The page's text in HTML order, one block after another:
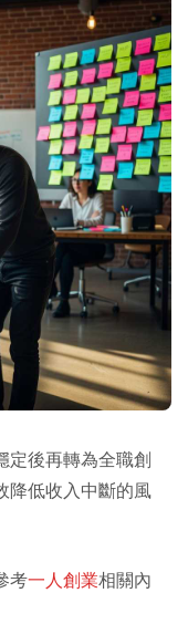
定後再轉為全職創
降低收入中斷的風
考一人創業相關內